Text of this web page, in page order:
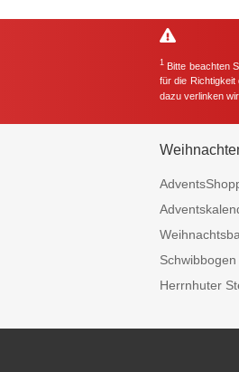
1 Bitte beachten
für die Richtigkeit
dazu verlinken
Schwibbogen
Herrnhuter